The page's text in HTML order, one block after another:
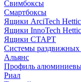
Свимбоксы
Смартбоксы
Ящики ArciTech
Ящики InnoTech
Ящики СТАРТ
Системы раздвижных
Альянс
Профиль
Риал